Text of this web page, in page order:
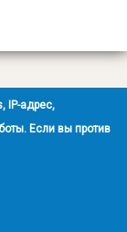
IP-адрес,
Если вы против